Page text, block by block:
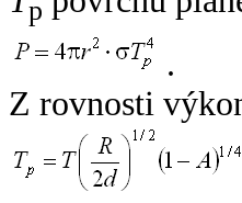
p
.
Z rovnosti